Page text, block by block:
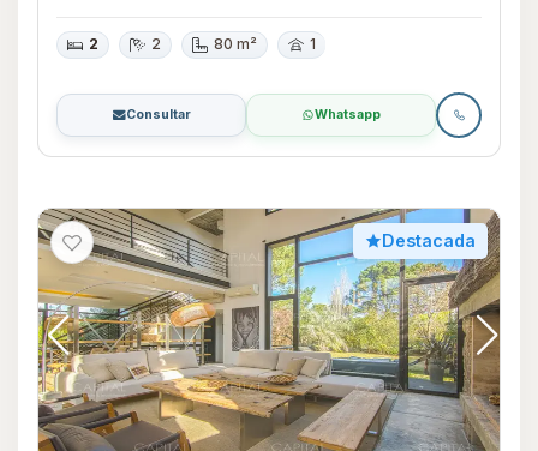
2 2 80 m² 1
Consultar Whatsapp
Destacada